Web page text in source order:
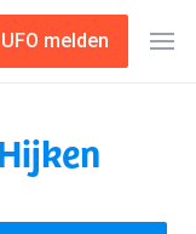
UFO melden